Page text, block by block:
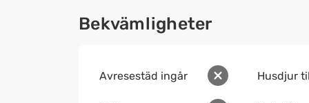
Bekvämligheter
Avresestäd ingår Husdjur